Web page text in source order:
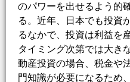
のパワーを出せるよう的
る。近年、日本でも投資
るなかで、投資は利益を
タイミング次第では大き
動産投資の場合、税金や
門知識が必要になるため